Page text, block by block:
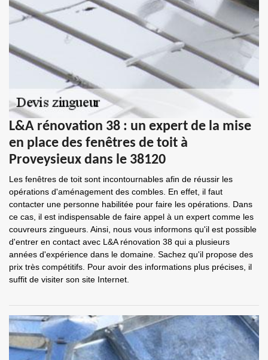
L&A rénovation 38 : un expert de la mise
en place des fenêtres de toit à
Proveysieux dans le 38120
Les fenêtres de toit sont incontournables afin de réussir les
opérations d'aménagement des combles. En effet, il faut
contacter une personne habilitée pour faire les opérations. Dans
ce cas, il est indispensable de faire appel à un expert comme les
couvreurs zingueurs. Ainsi, nous vous informons qu'il est possible
d'entrer en contact avec L&A rénovation 38 qui a plusieurs
années d'expérience dans le domaine. Sachez qu'il propose des
prix très compétitifs. Pour avoir des informations plus précises, il
suffit de visiter son site Internet.